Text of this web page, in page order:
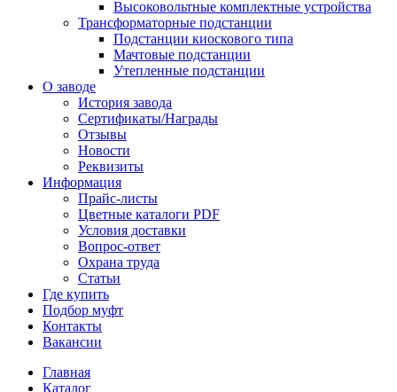
Высоковольтные комплектные устройства
Трансформаторные подстанции
Подстанции киоскового типа
Мачтовые подстанции
Утепленные подстанции
О заводе
История завода
Сертификаты/Награды
Отзывы
Новости
Реквизиты
Информация
Прайс-листы
Цветные каталоги PDF
Условия доставки
Вопрос-ответ
Охрана труда
Статьи
Где купить
Подбор муфт
Контакты
Вакансии
Главная
Каталог